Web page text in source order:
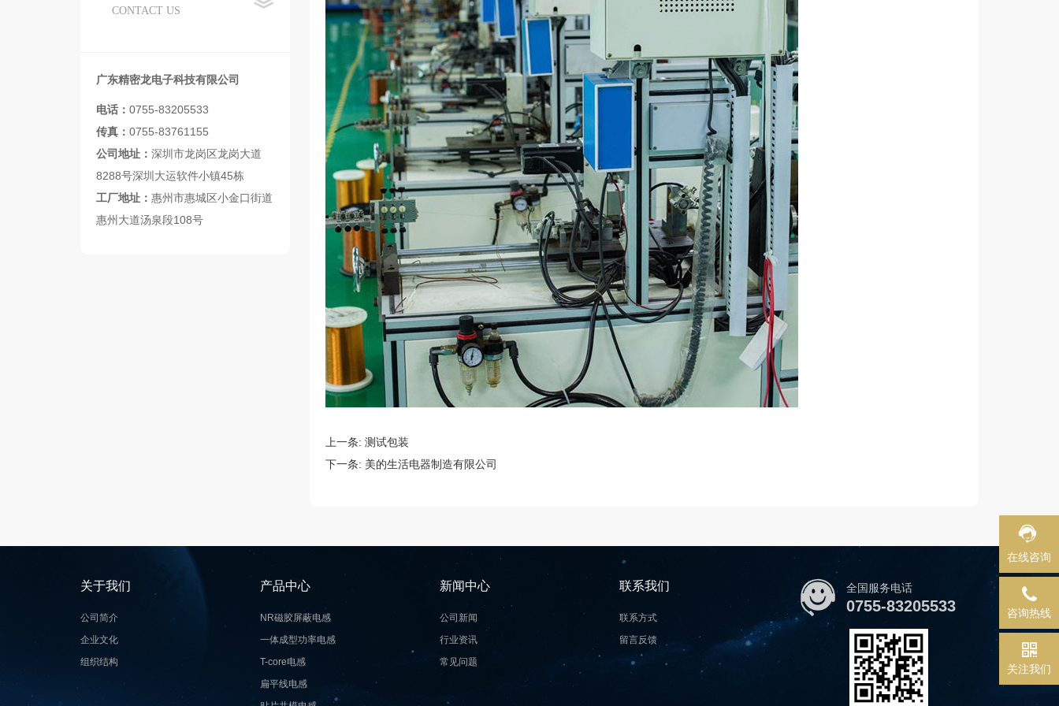
CONTACT US
广东精密龙电子科技有限公司
电话： 0755-83205533
传真： 0755-83761155
公司地址： 深圳市龙岗区龙岗大道
8288号深圳大运软件小镇45栋
工厂地址： 惠州市惠城区小金口街道
惠州大道汤泉段108号
上一条:测试包装
下一条: 美的生活电器制造有限公司
关于我们
公司简介
企业文化
组织结构
产品中心
NR磁胶屏蔽电感
一体成型功率电感
T-core电感
扁平线电感
新闻中心
公司新闻
行业资讯
常见问题
联系我们
联系方式
留言反馈
全国服务电话
0755-83205533
在线咨询
咨询热线
关注我们